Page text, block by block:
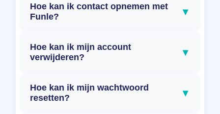
Hoe kan ik contact opnemen met
Funle?
▾
Hoe kan ik mijn account
verwijderen?
▾
Hoe kan ik mijn wachtwoord
resetten?
▾